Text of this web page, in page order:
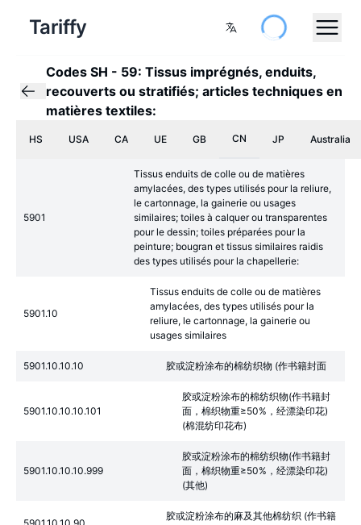
Tariffy
Codes SH - 59: Tissus imprégnés, enduits,
recouverts ou stratifiés; articles techniques en
matières textiles:
HS USA CA UE GB CN JP Australia
5901
Tissus enduits de colle ou de matières
amylacées, des types utilisés pour la reliure,
le cartonnage, la gainerie ou usages
similaires; toiles à calquer ou transparentes
pour le dessin; toiles préparées pour la
peinture; bougran et tissus similaires raidis
des types utilisés pour la chapellerie:
5901.10
Tissus enduits de colle ou de matières
amylacées, des types utilisés pour la
reliure, le cartonnage, la gainerie ou
usages similaires
5901.10.10.10 胶或淀粉涂布的棉纺织物 (作书籍封面
5901.10.10.10.101
胶或淀粉涂布的棉纺织物(作书籍封
面，棉织物重≥50%，经漂染印花)
(棉混纺印花布)
5901.10.10.10.999
胶或淀粉涂布的棉纺织物(作书籍封
面，棉织物重≥50%，经漂染印花)
(其他)
胶或淀粉涂布的麻及其他棉纺织 (作书籍